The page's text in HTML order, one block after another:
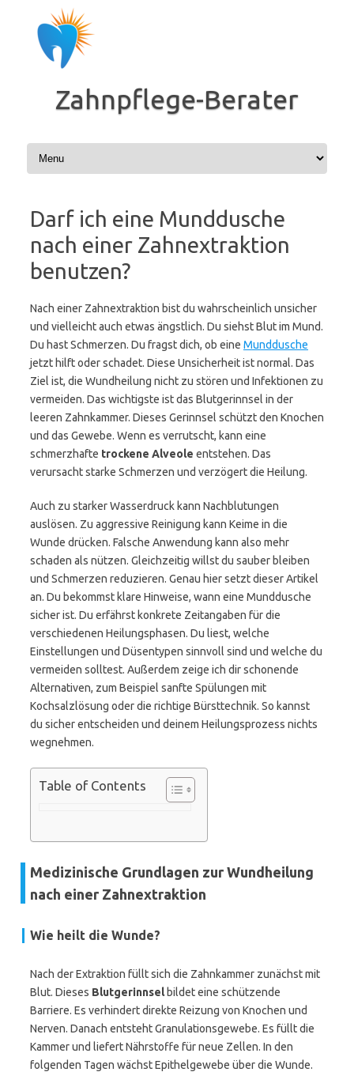
springen
Zahnpflege-Berater
Darf ich eine Munddusche
nach einer Zahnextraktion
benutzen?
Nach einer Zahnextraktion bist du wahrscheinlich unsicher
und vielleicht auch etwas ängstlich. Du siehst Blut im Mund.
Du hast Schmerzen. Du fragst dich, ob eine Munddusche
jetzt hilft oder schadet. Diese Unsicherheit ist normal. Das
Ziel ist, die Wundheilung nicht zu stören und Infektionen zu
vermeiden. Das wichtigste ist das Blutgerinnsel in der
leeren Zahnkammer. Dieses Gerinnsel schützt den Knochen
und das Gewebe. Wenn es verrutscht, kann eine
schmerzhafte trockene Alveole entstehen. Das
verursacht starke Schmerzen und verzögert die Heilung.
Auch zu starker Wasserdruck kann Nachblutungen
auslösen. Zu aggressive Reinigung kann Keime in die
Wunde drücken. Falsche Anwendung kann also mehr
schaden als nützen. Gleichzeitig willst du sauber bleiben
und Schmerzen reduzieren. Genau hier setzt dieser Artikel
an. Du bekommst klare Hinweise, wann eine Munddusche
sicher ist. Du erfährst konkrete Zeitangaben für die
verschiedenen Heilungsphasen. Du liest, welche
Einstellungen und Düsentypen sinnvoll sind und welche du
vermeiden solltest. Außerdem zeige ich dir schonende
Alternativen, zum Beispiel sanfte Spülungen mit
Kochsalzlösung oder die richtige Bürsttechnik. So kannst
du sicher entscheiden und deinem Heilungsprozess nichts
wegnehmen.
Table of Contents
Medizinische Grundlagen zur Wundheilung
nach einer Zahnextraktion
Wie heilt die Wunde?
Nach der Extraktion füllt sich die Zahnkammer zunächst mit
Blut. Dieses Blutgerinnselbildet eine schützende
Barriere. Es verhindert direkte Reizung von Knochen und
Nerven. Danach entsteht Granulationsgewebe. Es füllt die
Kammer und liefert Nährstoffe für neue Zellen. In den
folgenden Tagen wächst Epithelgewebe über die Wunde.